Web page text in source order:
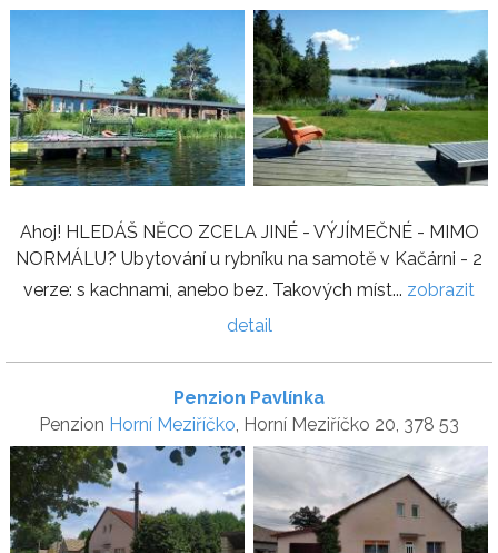
Ahoj! HLEDÁŠ NĚCO ZCELA JINÉ - VÝJÍMEČNÉ - MIMO
NORMÁLU? Ubytování u rybníku na samotě v Kačárni - 2
verze: s kachnami, anebo bez. Takových míst... zobrazit
detail
Penzion Pavlínka
Penzion Horní Meziříčko, Horní Meziříčko 20, 378 53